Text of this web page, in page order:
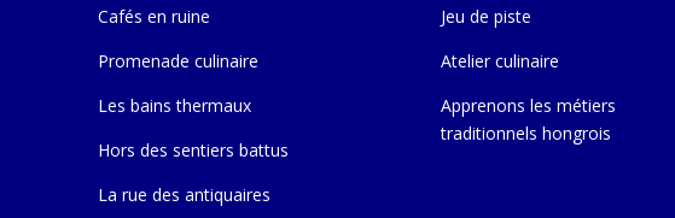
Cafés en ruine
Promenade culinaire
Les bains thermaux
Hors des sentiers battus
La rue des antiquaires
Jeu de piste
Atelier culinaire
Apprenons les métiers
traditionnels hongrois